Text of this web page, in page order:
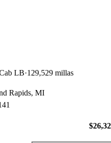
LB 129,529 millas
Rapids, MI